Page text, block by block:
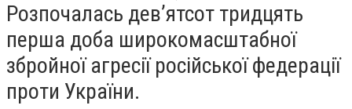
Розпочалась дев’ятсот тридцять
перша доба широкомасштабної
збройної агресії російської федерації
проти України.